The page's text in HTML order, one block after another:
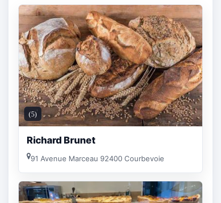
(5)
Richard Brunet
91 Avenue Marceau 92400 Courbevoie